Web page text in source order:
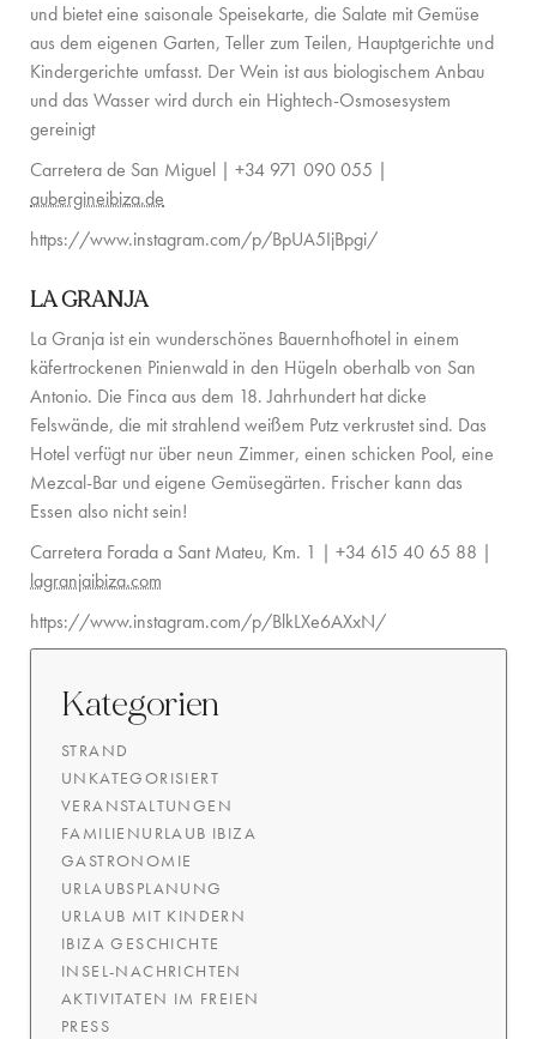
und bietet eine saisonale Speisekarte, die Salate mit Gemüse
aus dem eigenen Garten, Teller zum Teilen, Hauptgerichte und
Kindergerichte umfasst. Der Wein ist aus biologischem Anbau
und das Wasser wird durch ein Hightech-Osmosesystem
gereinigt
Carretera de San Miguel | +34 971 090 055 |
aubergineibiza.de
https://www.instagram.com/p/BpUA5IjBpgi/
LA GRANJA
La Granja ist ein wunderschönes Bauernhofhotel in einem
käfertrockenen Pinienwald in den Hügeln oberhalb von San
Antonio. Die Finca aus dem 18. Jahrhundert hat dicke
Felswände, die mit strahlend weißem Putz verkrustet sind. Das
Hotel verfügt nur über neun Zimmer, einen schicken Pool, eine
Mezcal-Bar und eigene Gemüsegärten. Frischer kann das
Essen also nicht sein!
Carretera Forada a Sant Mateu, Km. 1 | +34 615 40 65 88 |
lagranjaibiza.com
https://www.instagram.com/p/BlkLXe6AXxN/
Kategorien
STRAND
UNKATEGORISIERT
VERANSTALTUNGEN
FAMILIENURLAUB IBIZA
GASTRONOMIE
URLAUBSPLANUNG
URLAUB MIT KINDERN
IBIZA GESCHICHTE
INSEL-NACHRICHTEN
AKTIVITATEN IM FREIEN
PRESS